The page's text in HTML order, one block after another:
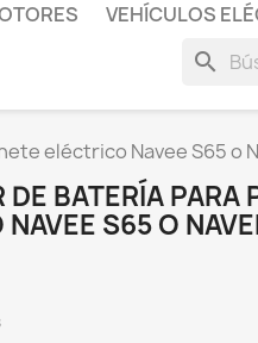
VEHÍCULOS
search
eléctrico Navee S65 o
DE BATERÍA PARA
NAVEE S65 O